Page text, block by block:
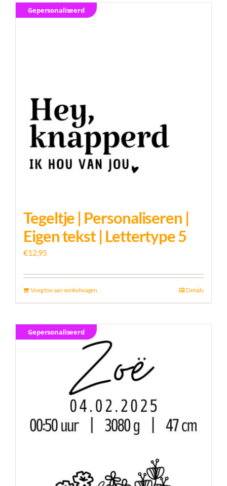
Inkopen
Contact
Gepersonaliseerd
Tegeltje | Personaliseren |
Eigen tekst | Lettertype 5
€12,95
Voeg toe aan winkelwagen Details
Gepersonaliseerd